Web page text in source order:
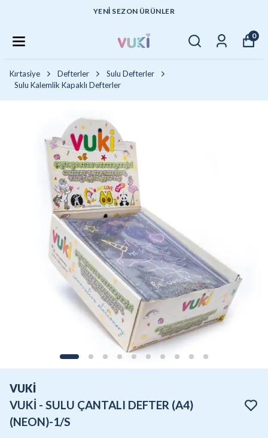
YENI SEZON ÜRÜNLER
0
Kırtasiye Defterler
Sulu Defterler
Sulu Kalemlik Kapaklı Defterler
VUKİ
VUKİ - SULU ÇANTALI DEFTER (A4)
(NEON)-1/S